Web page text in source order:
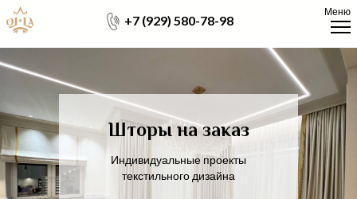
+7 (929) 580-78-98
Меню
Шторы на заказ
Индивидуальные проекты
текстильного дизайна